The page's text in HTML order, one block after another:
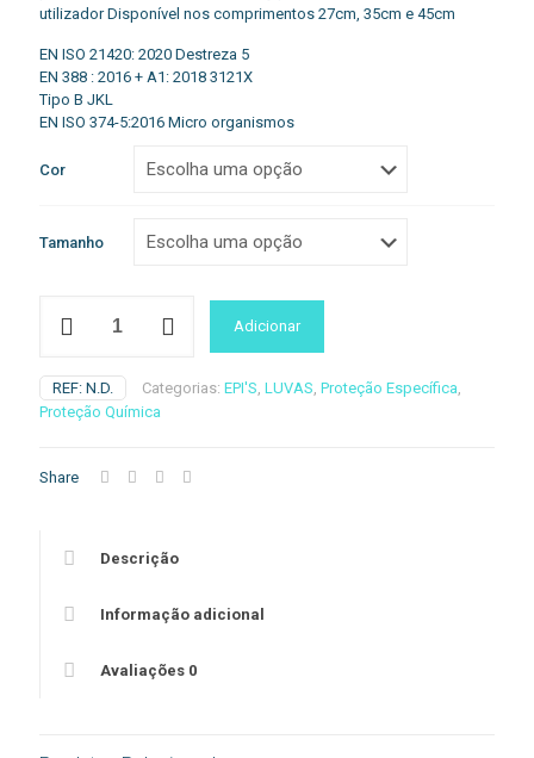
utilizador Disponível nos comprimentos 27cm, 35cm e 45cm
EN ISO 21420: 2020 Destreza 5
EN 388 : 2016 + A1: 2018 3121X
Tipo B JKL
EN ISO 374-5:2016 Micro organismos
Cor
Tamanho
-
Luva
de
Dupla
Adicionar
REF: N.D. Categorias: EPI'S, LUVAS, Proteção Específica,
Proteção Química
Share
Descrição
Informação adicional
Avaliações 0